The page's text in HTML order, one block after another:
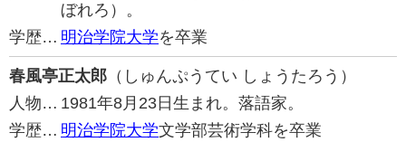
ぼれろ）。
学歴… 明治学院大学を卒業
春風亭正太郎 （しゅんぷうてい しょうたろう）
人物… 1981年8月23日生まれ。落語家。
学歴… 明治学院大学文学部芸術学科を卒業